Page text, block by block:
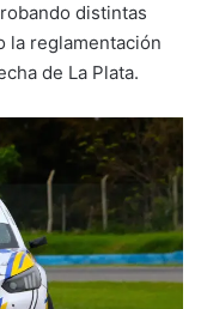
distintas
la reglamentación
de La Plata.